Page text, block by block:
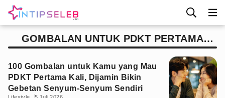
GOMBALAN UNTUK PDKT PERTAMA
KALI
100 Gombalan untuk Kamu yang Mau
PDKT Pertama Kali, Dijamin Bikin
Gebetan Senyum-Senyum Sendiri